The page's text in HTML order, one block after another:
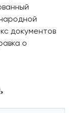
документов
о